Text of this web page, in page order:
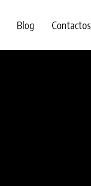
Blog Contactos